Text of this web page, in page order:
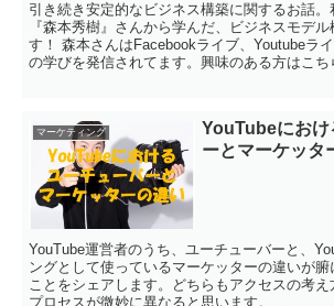
引き続き安定的なビジネス構築に関するお話
『森本秀樹』さんから学んだ、ビジネスモデ
す！ 森本さんはFacebookライブ、Youtubeラ
の学びを発信されてます。興味のある方はこち
マーケティング
YouTubeにおけ
ーとマーケッタ
YouTube運営者のうち、ユーチューバーと、
ングとして使っているマーケッターの違いが
ことをシェアします。どちらもアクセスの考
プロセスが微妙に異なると思います。 ...